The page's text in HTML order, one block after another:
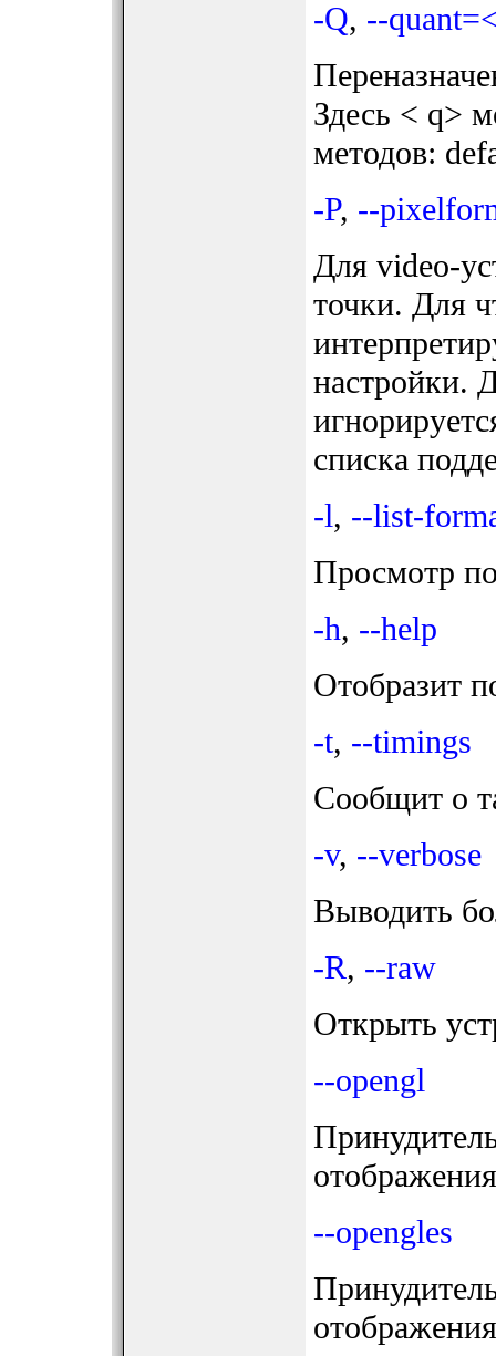
-Q, --
Здесь < q>
методов:
-P, --
Для video-
точки. Для
настройки.
списка
-l, --list-
Просмотр
-h, --help
Отобразит
-t, --timings
Сообщит о
-v, --verbose
Выводить
-R, --raw
Открыть
--opengl
--opengles